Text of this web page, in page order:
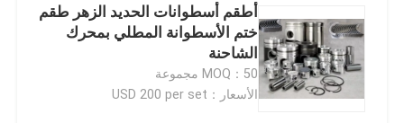
أطقم أسطوانات الحديد الزهر طقم
ختم الأسطوانة المطلي بمحرك
الشاحنة
MOQ：50 مجموعة
الأسعار：USD 200 per set